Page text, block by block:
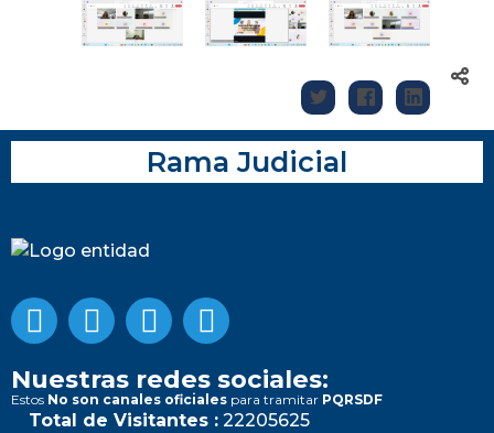
Rama Judicial
Nuestras redes sociales:
Estos No son canales oficiales para tramitar PQRSDF
Total de Visitantes : 22205625